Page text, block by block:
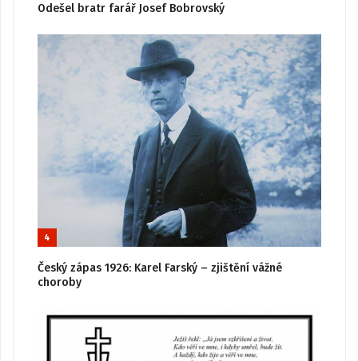
Odešel bratr farář Josef Bobrovský
4
Český zápas 1926: Karel Farský – zjištění vážné
choroby